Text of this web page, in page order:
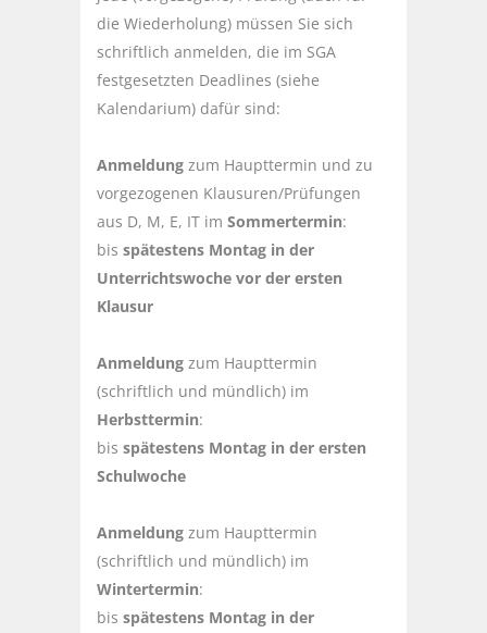
die Wiederholung) müssen Sie sich
schriftlich anmelden, die im SGA
festgesetzten Deadlines (siehe
Kalendarium) dafür sind:
Anmeldung zum Haupttermin und zu
vorgezogenen Klausuren/Prüfungen
aus D, M, E, IT im Sommertermin:
bis spätestens Montag in der
Unterrichtswoche vor der ersten
Klausur
Anmeldung zum Haupttermin
(schriftlich und mündlich) im
Herbsttermin:
bis spätestens Montag in der ersten
Schulwoche
Anmeldung zum Haupttermin
(schriftlich und mündlich) im
Wintertermin:
bis spätestens Montag in der